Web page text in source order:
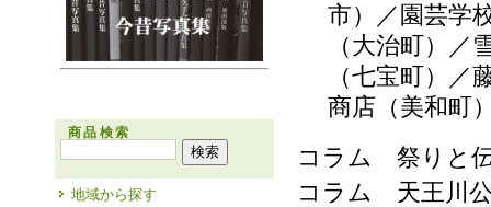
商品検索
地域から探す
市）／園芸学
（大治町）
（七宝町）
商店（美和町
コラム 祭りと
コラム 天王川